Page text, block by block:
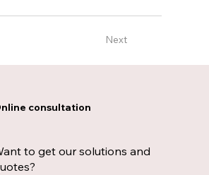
Next
consultation
to get our solutions and